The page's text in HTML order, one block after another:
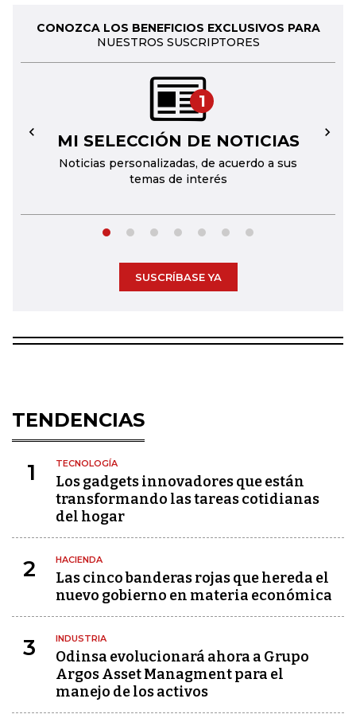
CONOZCA LOS BENEFICIOS EXCLUSIVOS PARA
NUESTROS SUSCRIPTORES
1
MI SELECCIÓN DE NOTICIAS
Noticias personalizadas, de acuerdo a sus
temas de interés
← →
SUSCRÍBASE YA
TENDENCIAS
1 TECNOLOGÍA
Los gadgets innovadores que están
transformando las tareas cotidianas
del hogar
2 HACIENDA
Las cinco banderas rojas que hereda el
nuevo gobierno en materia económica
3 INDUSTRIA
Odinsa evolucionará ahora a Grupo
Argos Asset Managment para el
manejo de los activos